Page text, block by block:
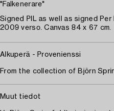
"Falkenerare"
Signed PIL as well as signed
2009 verso. Canvas 84 x 67 cm.
Alkuperä - Provenienssi
From the collection of Björn
Muut tiedot